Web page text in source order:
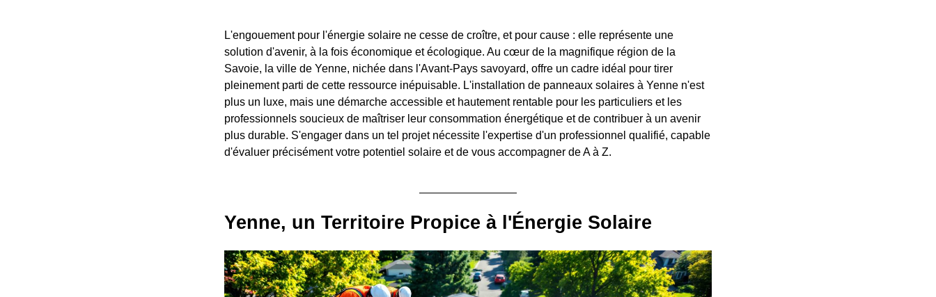
L'engouement pour l'énergie solaire ne cesse de croître, et pour cause : elle représente une
solution d'avenir, à la fois économique et écologique. Au cœur de la magnifique région de la
Savoie, la ville de Yenne, nichée dans l'Avant-Pays savoyard, offre un cadre idéal pour tirer
pleinement parti de cette ressource inépuisable. L'installation de panneaux solaires à Yenne n'est
plus un luxe, mais une démarche accessible et hautement rentable pour les particuliers et les
professionnels soucieux de maîtriser leur consommation énergétique et de contribuer à un avenir
plus durable. S'engager dans un tel projet nécessite l'expertise d'un professionnel qualifié, capable
d'évaluer précisément votre potentiel solaire et de vous accompagner de A à Z.
Yenne, un Territoire Propice à l'Énergie Solaire